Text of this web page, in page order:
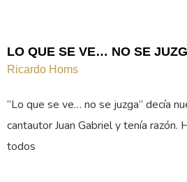
LO QUE SE VE… NO SE
Ricardo Homs
“Lo que se ve… no se juzga” decía
cantautor Juan Gabriel y tenía razón.
todos